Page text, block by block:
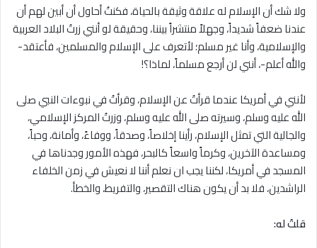
ولا شك أن الإسلام له علاقة وثيقة بالحياة، فكنتُ أحاول أن أبين لهم أن
عندنا ضعفاً شديداً، وجهلاً منتشراً بيننا، وحقيقة لو أنني زرتُ البلاد العربية
والإسلامية، وأنا غير مسلم؛ لأتعرف على الإسلام والمسلمين، فأعتقد-
والله أعلم-، أنني لن أرجع مسلماً، لماذا؟!
لأنني في أمريكا عندما قرأتُ عن الإسلام، وقرأتُ في نبوءات النبي صلى
الله عليه وسلم، وسيرته صلى الله عليه وسلم، وزرتُ المركز الإسلامي،
والجالية التي تمثل الإسلام، رأينا إخلاصاً، وصدقاً، ووفاءً، وأمانة، وحباً،
ومساعدة الآخرين، وكرماً واسعاً كالبحر، فهذه الأمور وجدناها في
المسجد في أمريكا، لكننا يجب ان نعلم أننا لا نعيش في زمن الخلفاء
الراشدين، فلا بد أن يكون هناك التقصير، والتفريط، والخطأ.
قلتُ له: